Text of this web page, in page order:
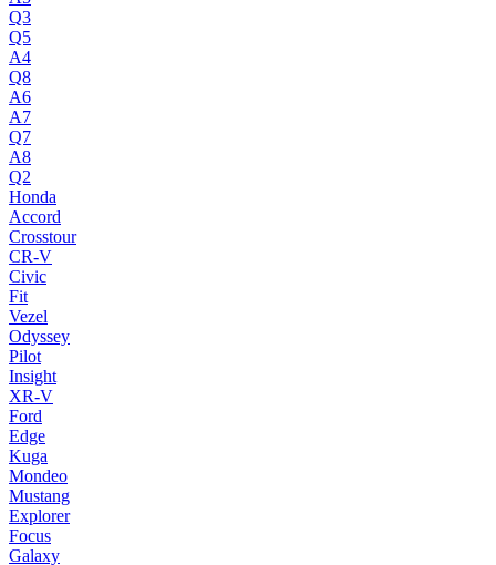
Q3
Q5
A4
Q8
A6
A7
Q7
A8
Q2
Honda
Accord
Crosstour
CR-V
Civic
Fit
Vezel
Odyssey
Pilot
Insight
XR-V
Ford
Edge
Kuga
Mondeo
Mustang
Explorer
Focus
Galaxy